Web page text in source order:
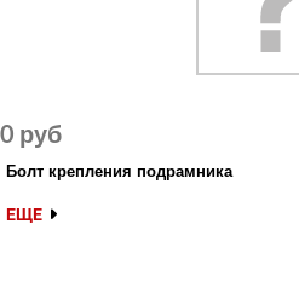
Болт крепления подрамника
0 руб
ЕЩЕ